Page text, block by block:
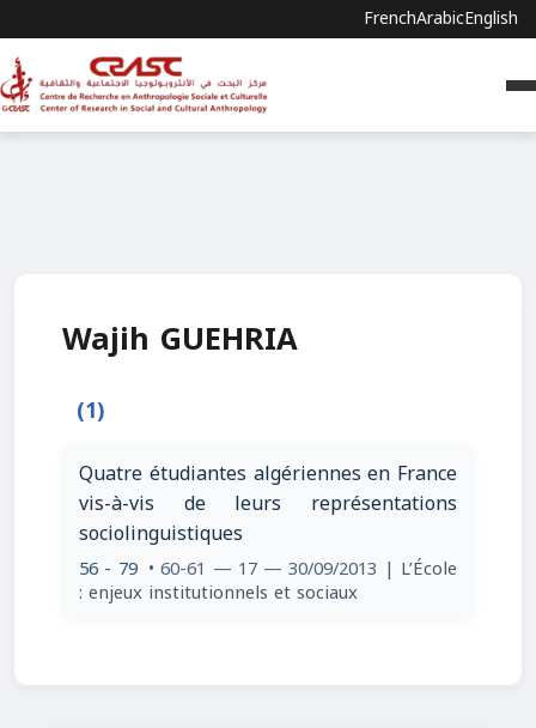
FrenchArabicEnglish
Wajih GUEHRIA
(1)
Quatre étudiantes algériennes en France
vis-à-vis de leurs représentations
sociolinguistiques
56 - 79 • 60-61 — 17 — 30/09/2013 | L’École
: enjeux institutionnels et sociaux